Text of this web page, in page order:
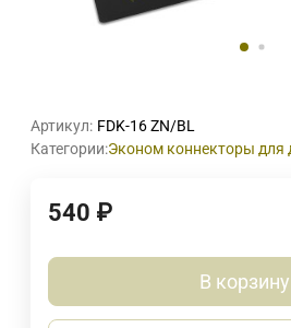
Артикул: FDK-16 ZN/BL
Категории:Эконом коннекторы для
540 ₽
В корзину